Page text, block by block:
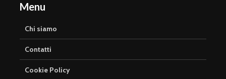
Menu
Chi siamo
Contatti
Cookie Policy